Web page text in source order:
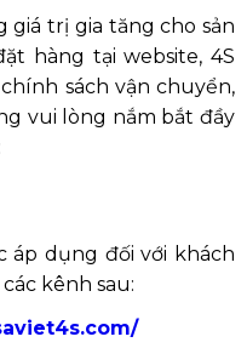
giá trị gia tăng cho sản
hàng tại website, 4S
sách vận chuyển,
vui lòng nắm bắt đầy
áp dụng đối với khách
kênh sau: